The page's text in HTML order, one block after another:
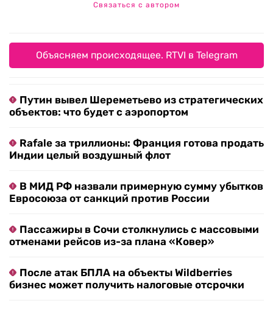
Связаться с автором
Объясняем происходящее. RTVI в Telegram
Путин вывел Шереметьево из стратегических
объектов: что будет с аэропортом
Rafale за триллионы: Франция готова продать
Индии целый воздушный флот
В МИД РФ назвали примерную сумму убытков
Евросоюза от санкций против России
Пассажиры в Сочи столкнулись с массовыми
отменами рейсов из-за плана «Ковер»
После атак БПЛА на объекты Wildberries
бизнес может получить налоговые отсрочки